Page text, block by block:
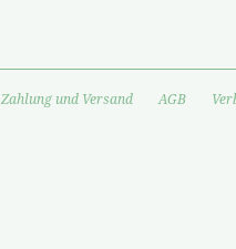
Zahlung und Versand AGB